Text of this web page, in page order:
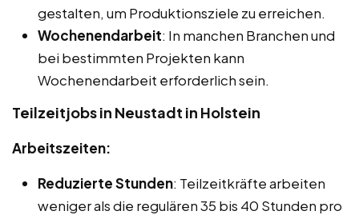
gestalten, um Produktionsziele zu erreichen.
Wochenendarbeit: In manchen Branchen und
bei bestimmten Projekten kann
Wochenendarbeit erforderlich sein.
Teilzeitjobs in Neustadt in Holstein
Arbeitszeiten:
Reduzierte Stunden: Teilzeitkräfte arbeiten
weniger als die regulären 35 bis 40 Stunden pro